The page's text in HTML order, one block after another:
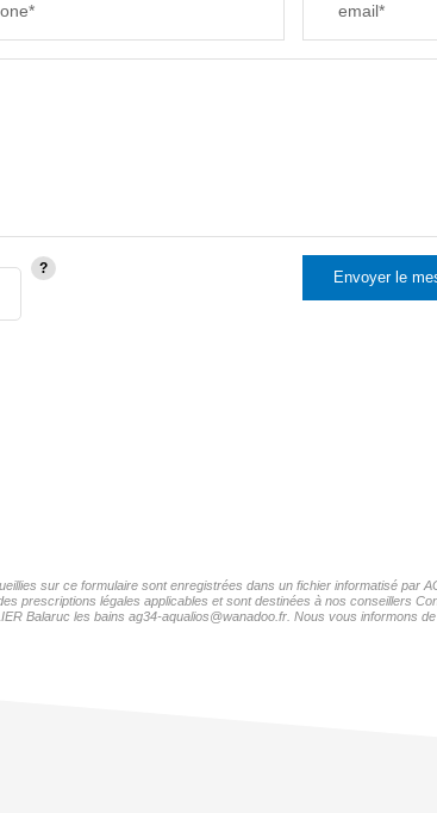
email*
Envoyer le
sur ce formulaire sont enregistrées dans un fichier informatisé par
prescriptions légales applicables et sont destinées à nos conseillers
Balaruc les bains ag34-aqualios@wanadoo.fr. Nous vous informons